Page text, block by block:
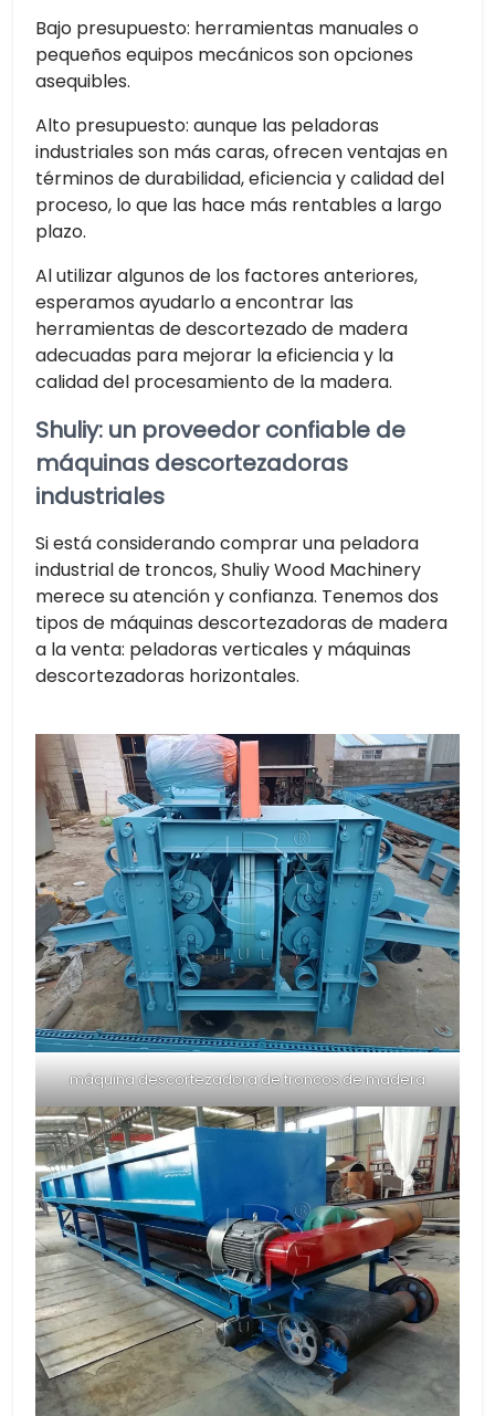
Bajo presupuesto: herramientas manuales o
pequeños equipos mecánicos son opciones
asequibles.
Alto presupuesto: aunque las peladoras
industriales son más caras, ofrecen ventajas en
términos de durabilidad, eficiencia y calidad del
proceso, lo que las hace más rentables a largo
plazo.
Al utilizar algunos de los factores anteriores,
esperamos ayudarlo a encontrar las
herramientas de descortezado de madera
adecuadas para mejorar la eficiencia y la
calidad del procesamiento de la madera.
Shuliy: un proveedor confiable de
máquinas descortezadoras
industriales
Si está considerando comprar una peladora
industrial de troncos, Shuliy Wood Machinery
merece su atención y confianza. Tenemos dos
tipos de máquinas descortezadoras de madera
a la venta: peladoras verticales y máquinas
descortezadoras horizontales.
máquina descortezadora de troncos de madera